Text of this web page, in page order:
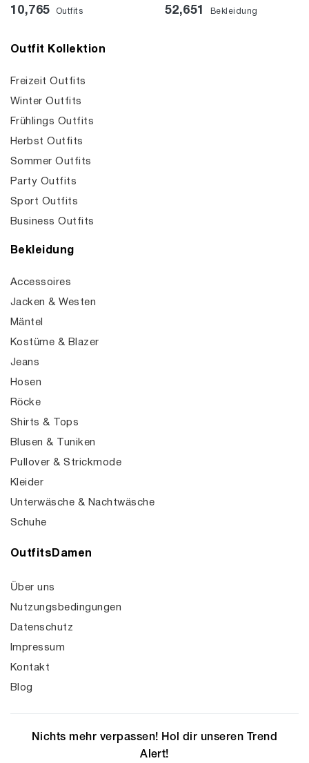
10,765 Outfits 52,651 Bekleidung
Outfit Kollektion
Freizeit Outfits
Winter Outfits
Frühlings Outfits
Herbst Outfits
Sommer Outfits
Party Outfits
Sport Outfits
Business Outfits
Bekleidung
Accessoires
Jacken & Westen
Mäntel
Kostüme & Blazer
Jeans
Hosen
Röcke
Shirts & Tops
Blusen & Tuniken
Pullover & Strickmode
Kleider
Unterwäsche & Nachtwäsche
Schuhe
OutfitsDamen
Über uns
Nutzungsbedingungen
Datenschutz
Impressum
Kontakt
Blog
Nichts mehr verpassen! Hol dir unseren Trend
Alert!